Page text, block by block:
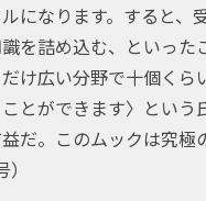
になります。すると、
を詰め込む、といった
け広い分野で十個くら
とができます〉という
だ。このムックは究極